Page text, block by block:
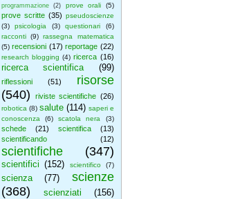
programmazione (2) prove orali (5)
prove scritte (35) pseudoscienze
(3)
psicologia (3) questionari
(6)
racconti (9) rassegna matematica
(5) recensioni (17) reportage (22)
research blogging (4) ricerca (16)
ricerca scientifica (99)
riflessioni (51)
risorse
(540)
riviste scientifiche (26)
robotica (8) salute (114) saperi e
conoscenza
(6) scatola nera (3)
schede (21) scientifica
(13)
scientificando
(12)
scientifiche (347)
scientifici (152) scientifico (7)
scienza (77)
scienze
(368)
scienziati (156)